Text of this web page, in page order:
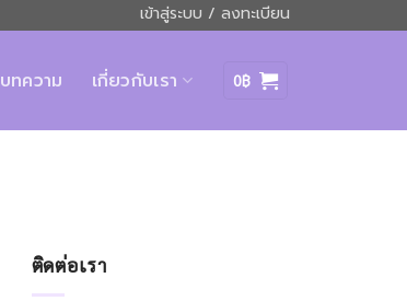
เข้าสู่ระบบ / ลงทะเบียน
บทความ เกี่ยวกับเรา 0฿
ติดต่อเรา